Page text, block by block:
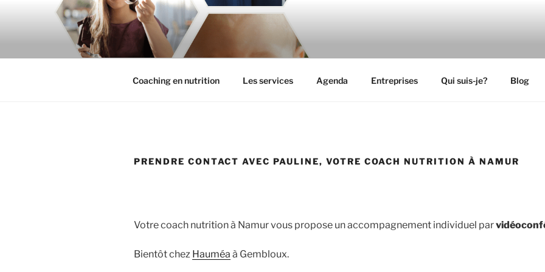
PAULINE NUTRITION –
Coach en nutrition – Coaching en nutrition
Coaching en nutrition Les services Agenda Entreprises Qui suis-je? Blog
PRENDRE CONTACT AVEC PAULINE, VOTRE COACH NUTRITION À NAMUR
Votre coach nutrition à Namur vous propose un accompagnement individuel par
Bientôt chez Hauméa à Gembloux.